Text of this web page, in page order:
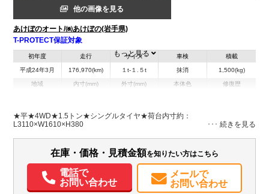
他の画像を見る
あけぼのオート/㈱あけぼの(岩手県)
T-PROTECT保証対象
初年度
平成24年3月
走行
176,970(km)
サイズ
１t-１.５t
車検
抹消
積載
1,500(kg)
地域 内寸(mm)
H:380
外寸(mm)
H:1,970
本体色 修復歴
パワステ パワーウィンドウ ABS エアバッグ
もっと見る
★平★4WD★1.5トン★シングルタイヤ★荷台内寸約：
L3110×W1610×H380
在庫・価格・見積金額を知りたい方はこちら
電話で
お問い合わせ
メールで
お問い合わせ